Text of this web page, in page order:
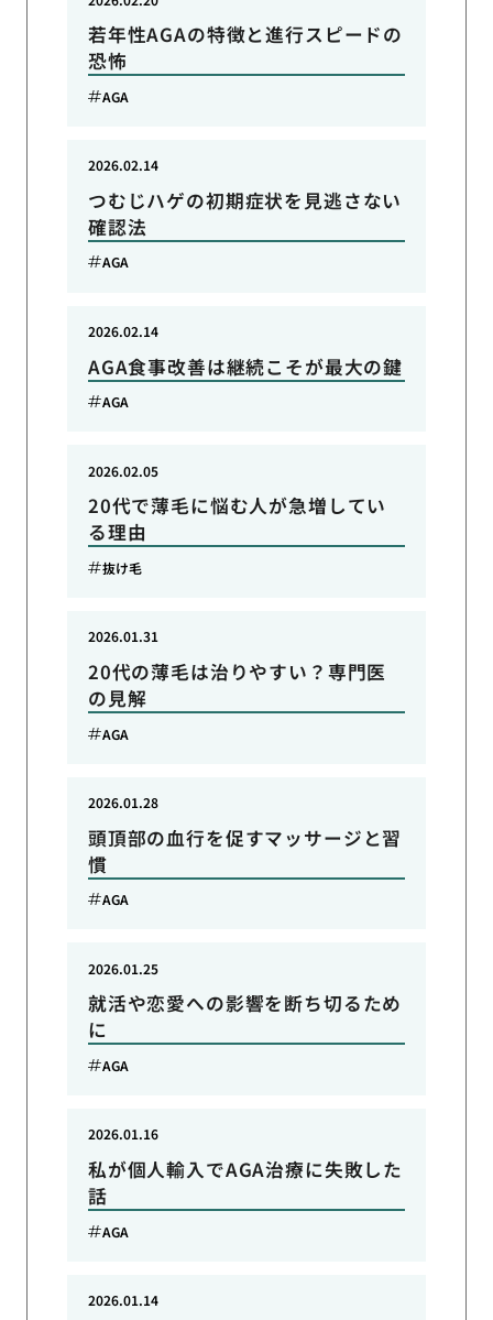
若年性AGAの特徴と進行スピードの
恐怖
AGA
つむじハゲの初期症状を見逃さない
確認法
2026.02.14
AGA
AGA食事改善は継続こそが最大の鍵
2026.02.14
AGA
20代で薄毛に悩む人が急増してい
る理由
2026.02.05
抜け毛
20代の薄毛は治りやすい？専門医
の見解
2026.01.31
AGA
頭頂部の血行を促すマッサージと習
慣
2026.01.28
AGA
就活や恋愛への影響を断ち切るため
に
2026.01.25
AGA
私が個人輸入でAGA治療に失敗した
話
2026.01.16
AGA
2026.01.14